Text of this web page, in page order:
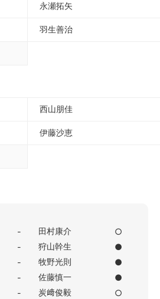
永瀬拓矢
羽生善治
西山朋佳
伊藤沙恵
- 田村康介
○
- 狩山幹生
●
- 牧野光則
●
- 佐藤慎一
●
- 炭﨑俊毅
○